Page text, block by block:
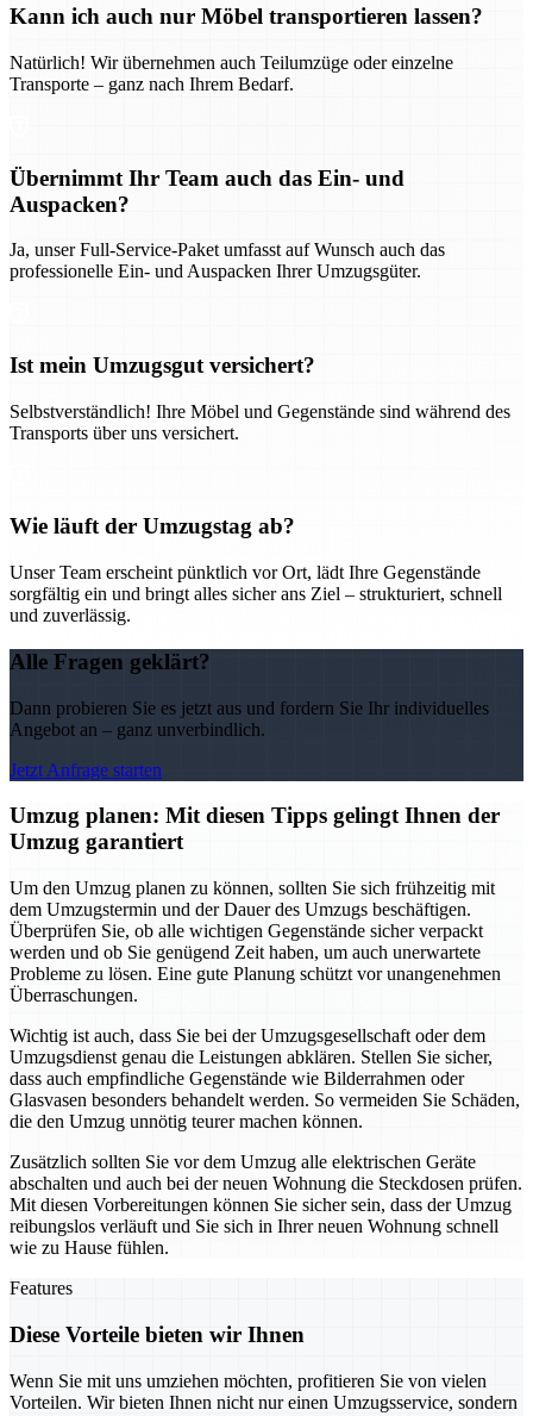
Kann ich auch nur Möbel transportieren lassen?
Natürlich! Wir übernehmen auch Teilumzüge oder einzelne
Transporte – ganz nach Ihrem Bedarf.
Übernimmt Ihr Team auch das Ein- und
Auspacken?
Ja, unser Full-Service-Paket umfasst auf Wunsch auch das
professionelle Ein- und Auspacken Ihrer Umzugsgüter.
Ist mein Umzugsgut versichert?
Selbstverständlich! Ihre Möbel und Gegenstände sind während des
Transports über uns versichert.
Wie läuft der Umzugstag ab?
Unser Team erscheint pünktlich vor Ort, lädt Ihre Gegenstände
sorgfältig ein und bringt alles sicher ans Ziel – strukturiert, schnell
und zuverlässig.
Alle Fragen geklärt?
Dann probieren Sie es jetzt aus und fordern Sie Ihr individuelles
Angebot an – ganz unverbindlich.
Jetzt Anfrage starten
Umzug planen: Mit diesen Tipps gelingt Ihnen der
Umzug garantiert
Um den Umzug planen zu können, sollten Sie sich frühzeitig mit
dem Umzugstermin und der Dauer des Umzugs beschäftigen.
Überprüfen Sie, ob alle wichtigen Gegenstände sicher verpackt
werden und ob Sie genügend Zeit haben, um auch unerwartete
Probleme zu lösen. Eine gute Planung schützt vor unangenehmen
Überraschungen.
Wichtig ist auch, dass Sie bei der Umzugsgesellschaft oder dem
Umzugsdienst genau die Leistungen abklären. Stellen Sie sicher,
dass auch empfindliche Gegenstände wie Bilderrahmen oder
Glasvasen besonders behandelt werden. So vermeiden Sie Schäden,
die den Umzug unnötig teurer machen können.
Zusätzlich sollten Sie vor dem Umzug alle elektrischen Geräte
abschalten und auch bei der neuen Wohnung die Steckdosen prüfen.
Mit diesen Vorbereitungen können Sie sicher sein, dass der Umzug
reibungslos verläuft und Sie sich in Ihrer neuen Wohnung schnell
wie zu Hause fühlen.
Features
Diese Vorteile bieten wir Ihnen
Wenn Sie mit uns umziehen möchten, profitieren Sie von vielen
Vorteilen. Wir bieten Ihnen nicht nur einen Umzugsservice, sondern